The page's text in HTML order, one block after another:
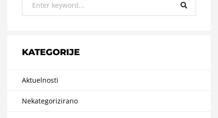
KATEGORIJE
Aktuelnosti
Nekategorizirano